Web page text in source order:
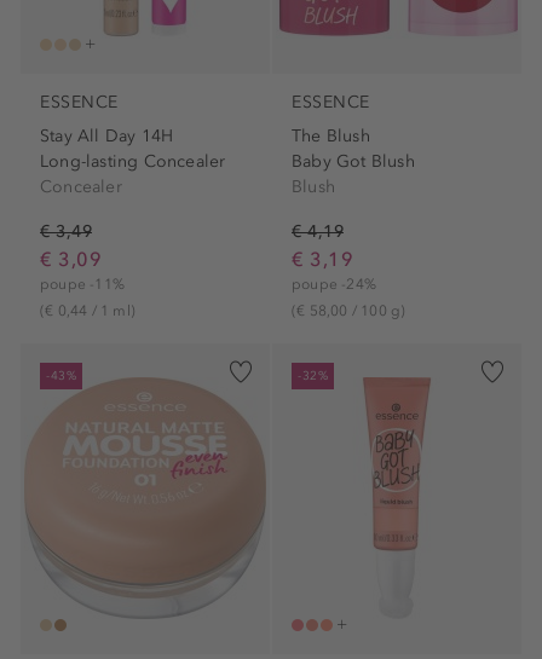
ESSENCE
Stay All Day 14H
Long-lasting Concealer
Concealer
€ 3,49
€ 3,09
poupe -11%
(€ 0,44 / 1 ml)
ESSENCE
The Blush
Baby Got Blush
Blush
€ 4,19
€ 3,19
poupe -24%
(€ 58,00 / 100 g)
-43% -32%